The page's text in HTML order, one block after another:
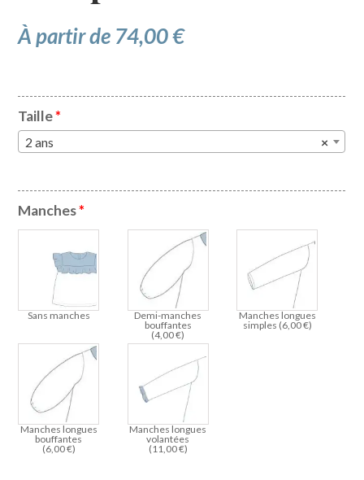
À partir de 74,00€
Taille*
×
2 ans
Manches*
Sans manches
Demi-manches
bouffantes
(4,00€)
Manches longues
simples (6,00€)
Manches longues
bouffantes
(6,00€)
Manches longues
volantées
(11,00€)